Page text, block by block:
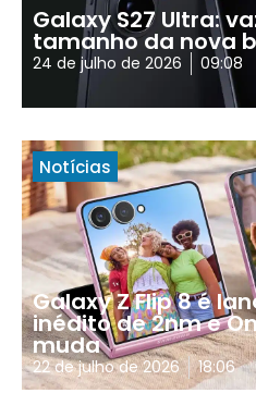
Galaxy S27 Ultra:
tamanho da nova
24 de julho de 2026 09:08
Notícias
Galaxy Z Flip 8 é
inédito de 2nm e
muda
22 de julho de 2026 18:06